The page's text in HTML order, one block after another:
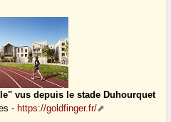
vus depuis le stade Duhourquet
- https://goldfinger.fr/